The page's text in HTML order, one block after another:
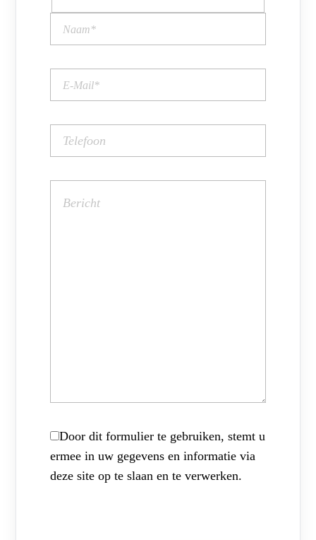
Door dit formulier te gebruiken, stemt u
ermee in uw gegevens en informatie via
deze site op te slaan en te verwerken.